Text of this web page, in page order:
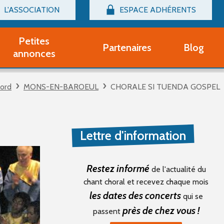
L'ASSOCIATION
Billetterie
adhérent Groupe Vocal
adhérent Partenaire
un compte Découverte
ESPACE ADHÉRENTS
Connexion
Petites
annonces
d'occasion
Partenaires Blog
MONS-EN-BAROEUL CHORALE SI TUENDA GOSPEL
Lettre d'information
Restez informé de l'actualité du
chant choral et recevez chaque mois
les dates des concertsqui se
passent près de chez vous !